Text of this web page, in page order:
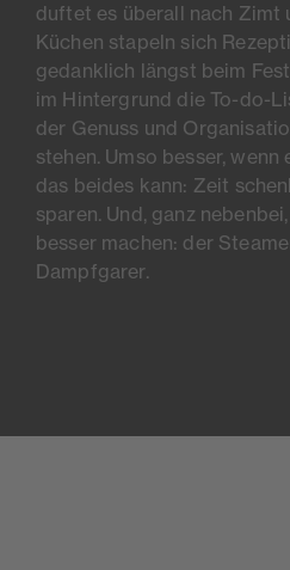
duftet es überall nach Zimt
Küchen stapeln sich
gedanklich längst beim
im Hintergrund die To-do-
der Genuss und
stehen. Umso besser,
das beides kann: Zeit
sparen. Und, ganz
besser machen: der
Dampfgarer.